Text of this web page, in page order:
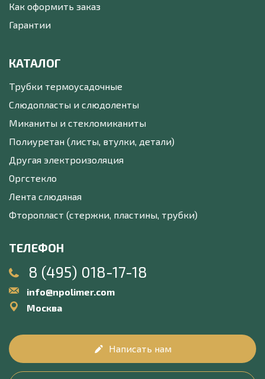
Как оформить заказ
Гарантии
КАТАЛОГ
Трубки термоусадочные
Слюдопласты и слюдоленты
Миканиты и стекломиканиты
Полиуретан (листы, втулки, детали)
Другая электроизоляция
Оргстекло
Лента слюдяная
Фторопласт (стержни, пластины, трубки)
ТЕЛЕФОН
8 (495) 018-17-18
info@npolimer.com
Москва
Написать нам